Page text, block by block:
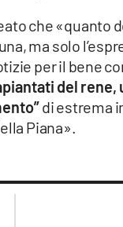
che «quanto
ma solo
per il bene
del
di estrema
Piana».